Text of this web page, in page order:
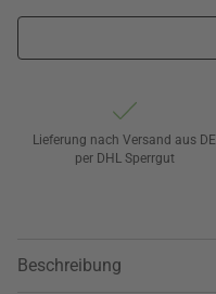
Lieferung nach Versand aus DE
per DHL Sperrgut
Beschreibung